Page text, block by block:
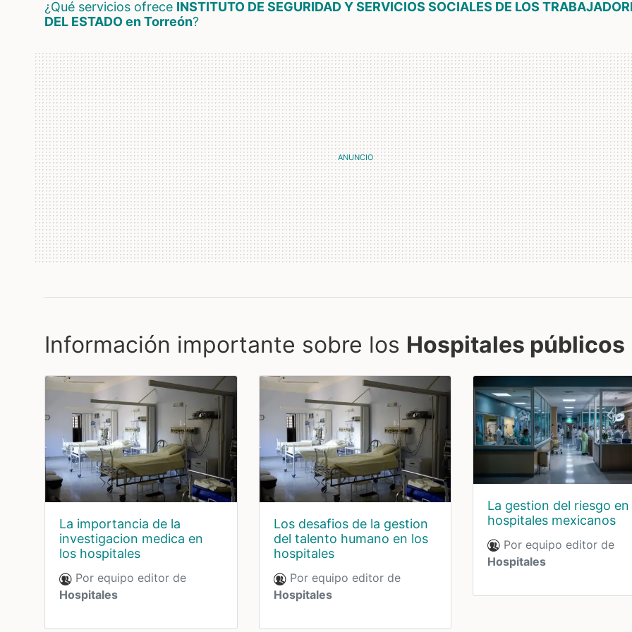
¿Qué servicios ofrece INSTITUTO DE SEGURIDAD Y SERVICIOS SOCIALES DE LOS
DEL ESTADO en Torreón?
Información importante sobre los Hospitales públicos
La importancia de la
investigacion medica en
los hospitales
Por equipo editor de
Hospitales
Los desafios de la gestion
del talento humano en los
hospitales
Por equipo editor de
Hospitales
La gestion del riesgo en
hospitales mexicanos
Por equipo editor de
Hospitales